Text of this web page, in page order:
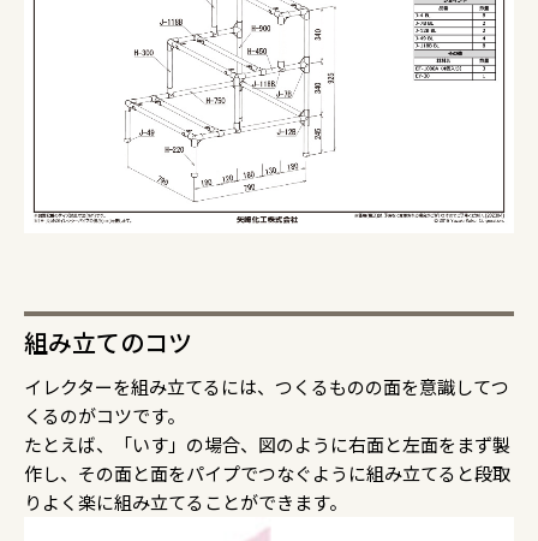
組み立てのコツ
イレクターを組み立てるには、つくるものの面を意識してつ
くるのがコツです。
たとえば、「いす」の場合、図のように右面と左面をまず製
作し、その面と面をパイプでつなぐように組み立てると段取
りよく楽に組み立てることができます。